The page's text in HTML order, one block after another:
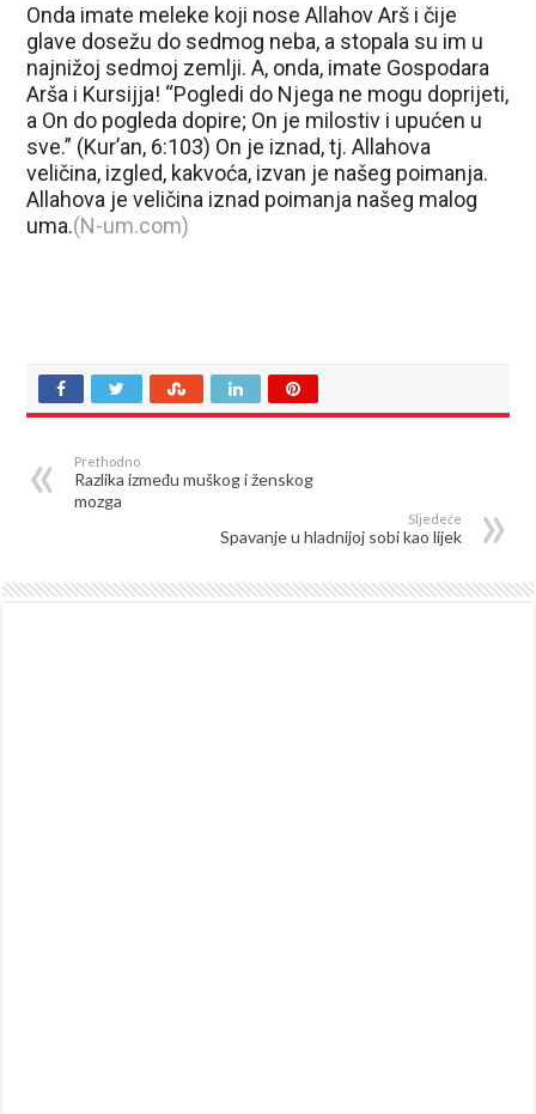
Onda imate meleke koji nose Allahov Arš i čije
glave dosežu do sedmog neba, a stopala su im u
najnižoj sedmoj zemlji. A, onda, imate Gospodara
Arša i Kursijja! “Pogledi do Njega ne mogu doprijeti,
a On do pogleda dopire; On je milostiv i upućen u
sve.” (Kur’an, 6:103) On je iznad, tj. Allahova
veličina, izgled, kakvoća, izvan je našeg poimanja.
Allahova je veličina iznad poimanja našeg malog
uma.(N-um.com)
Prethodno
Razlika između muškog i ženskog
mozga
Sljedeće
Spavanje u hladnijoj sobi kao lijek